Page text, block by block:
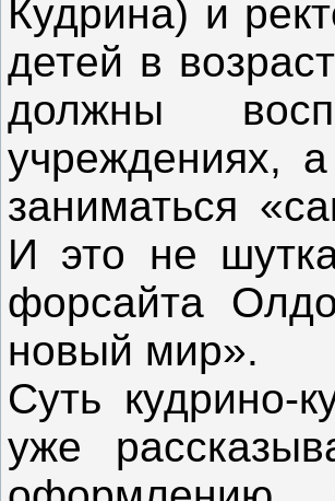
Кудрина) и
детей в
должны
учреждениях,
заниматься
И это не
форсайта
новый мир».
Суть кудрино-
уже